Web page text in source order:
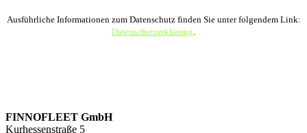
Ausführliche Informationen zum Datenschutz finden Sie unter folgendem Link:
Datenschutzerklärung
FINNOFLEET GmbH
Kurhessenstraße 5